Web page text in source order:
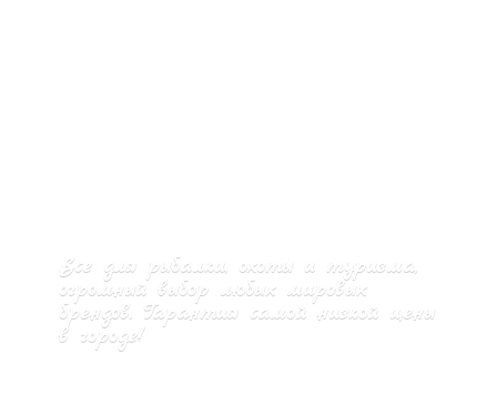
Все для рыбалки, охоты и туризма,
огромный выбор любых мировых
брендов. Гарантия самой низкой цены
в городе!